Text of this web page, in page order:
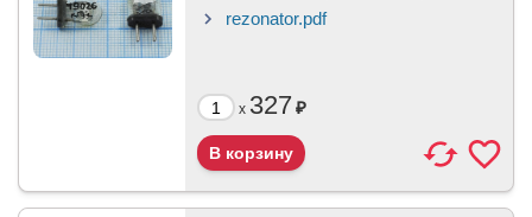
rezonator.pdf
x 327₽